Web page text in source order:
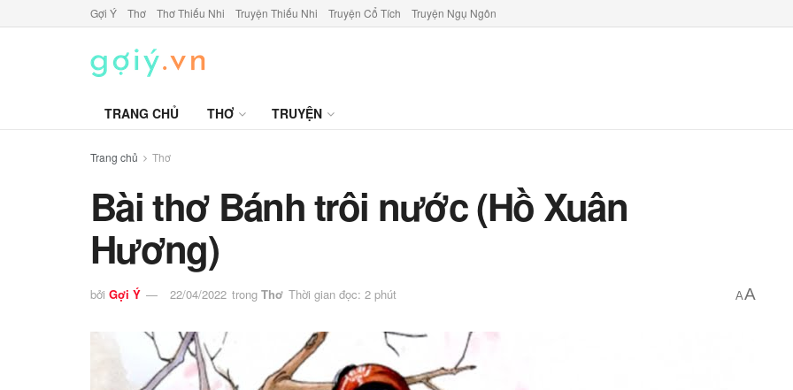
Gợi Ý Thơ Thơ Thiếu Nhi Truyện Thiếu Nhi Truyện Cổ Tích Truyện Ngụ Ngôn
TRANG CHỦ THƠ TRUYỆN
Trang chủ Thơ
Bài thơ Bánh trôi nước (Hồ Xuân
Hương)
bởi Gợi Ý 22/04/2022 trong Thơ Thời gian đọc: 2 phút AA